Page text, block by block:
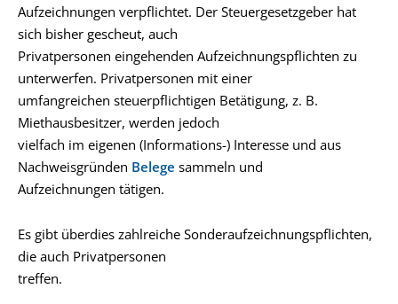
Aufzeichnungen verpflichtet. Der Steuergesetzgeber hat
sich bisher gescheut, auch
Privatpersonen eingehenden Aufzeichnungspflichten zu
unterwerfen. Privatpersonen mit einer
umfangreichen steuerpflichtigen Betätigung, z. B.
Miethausbesitzer, werden jedoch
vielfach im eigenen (Informations-) Interesse und aus
Nachweisgründen Belege sammeln und
Aufzeichnungen tätigen.
Es gibt überdies zahlreiche Sonderaufzeichnungspflichten,
die auch Privatpersonen
treffen.